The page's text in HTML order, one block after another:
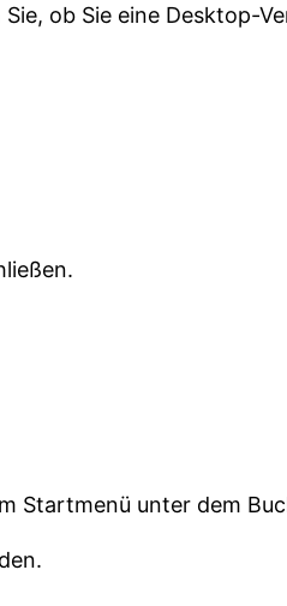
ob Sie eine Desktop-
Startmenü unter dem